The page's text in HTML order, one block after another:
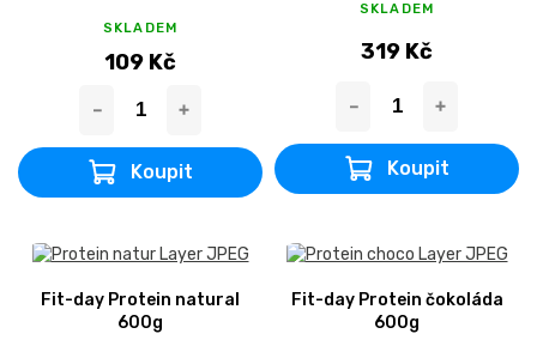
109 Kč
SKLADEM
319 Kč
SKLADEM
Fit-day Protein natural
600g
Fit-day Protein čokoláda
600g